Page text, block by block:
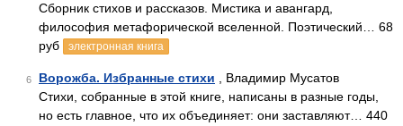
Сборник стихов и рассказов. Мистика и авангард,
философия метафорической вселенной. Поэтический… 68
руб
электронная книга
6 Ворожба. Избранные стихи , Владимир Мусатов
Стихи, собранные в этой книге, написаны в разные годы,
но есть главное, что их объединяет: они заставляют… 440